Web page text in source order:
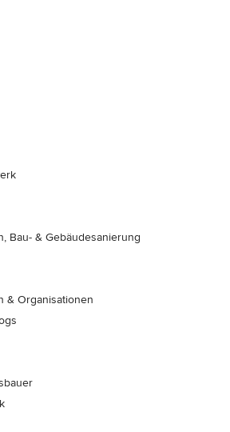
Bau- & Gebäudesanierung
& Organisationen